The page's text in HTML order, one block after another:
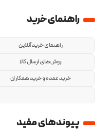
راهنمای خرید
راهنمای خرید آنلاین
روش‌های ارسال کالا
خرید عمده و خرید همکاران
پیوندهای مفید